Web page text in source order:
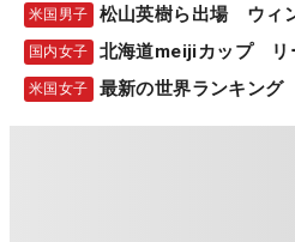
米国男子
国内女子 北海道meijiカップ リ
米国女子 最新の世界ランキング